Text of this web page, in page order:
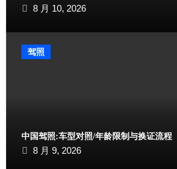
8 月 10, 2026
驾照
中国驾照:车型对照/年龄限制与换证流程​
8 月 9, 2026